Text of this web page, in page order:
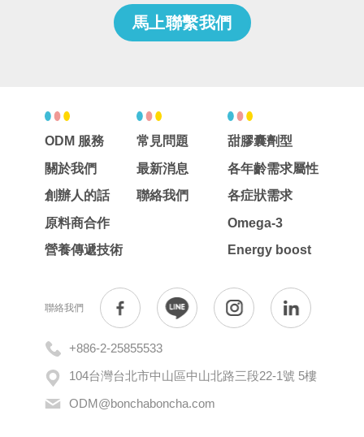
馬上聯繫我們
ODM 服務
關於我們
創辦人的話
原料商合作
營養傳遞技術
常見問題
最新消息
聯絡我們
甜膠囊劑型
各年齡需求屬性
各症狀需求
Omega-3
Energy boost
聯絡我們
+886-2-25855533
104台灣台北市中山區中山北路三段22-1號 5樓
ODM@bonchaboncha.com